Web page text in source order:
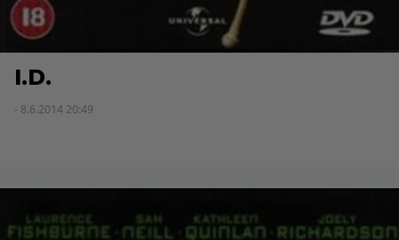
I.D.
- 8.6.2014 20:49